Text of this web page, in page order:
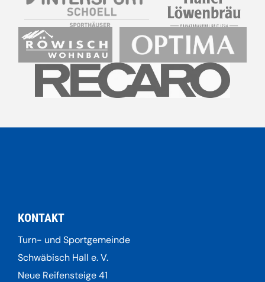
KONTAKT
Turn- und Sportgemeinde
Schwäbisch Hall e. V.
Neue Reifensteige 41